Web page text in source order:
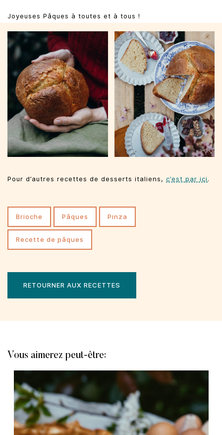
Joyeuses Pâques à toutes et à tous !
Pour d’autres recettes de desserts italiens, c’est par ici.
brioche pâques pinza
recette de pâques
RETOURNER AUX RECETTES
Vous aimerez peut-être: